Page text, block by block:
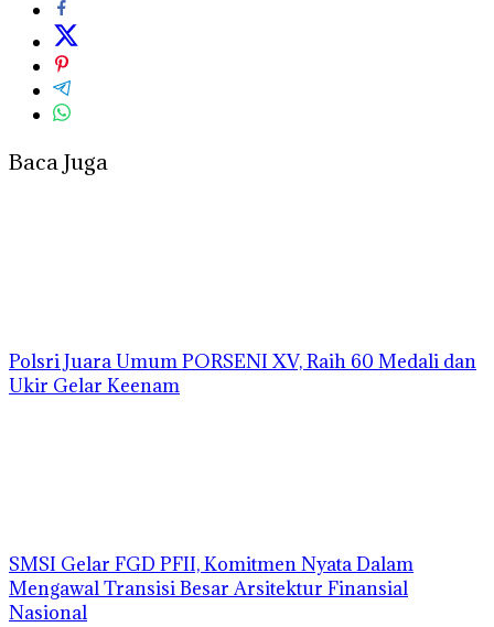
Baca Juga
Polsri Juara Umum PORSENI XV, Raih 60 Medali dan
Ukir Gelar Keenam
SMSI Gelar FGD PFII, Komitmen Nyata Dalam
Mengawal Transisi Besar Arsitektur Finansial
Nasional